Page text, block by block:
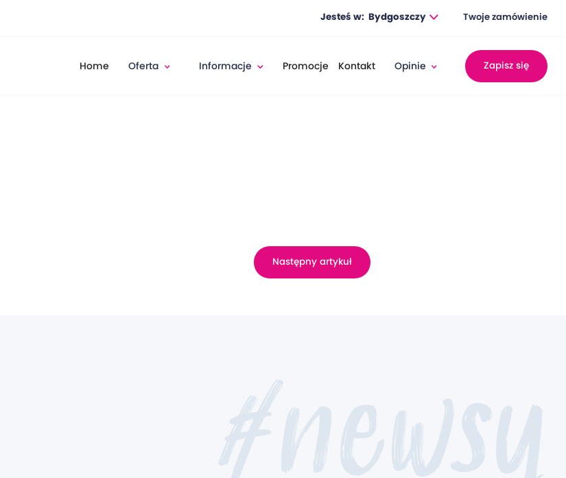
Jesteś w: Bydgoszczy Twoje zamówienie
Home Oferta Informacje Promocje Kontakt Opinie Zapisz się
Następny artykuł